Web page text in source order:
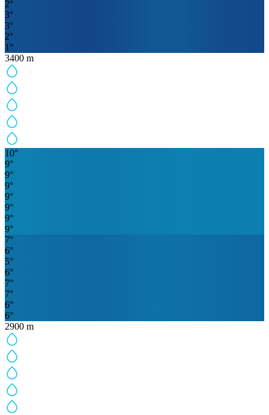
2°
3°
3°
2°
1 °
3400 m
10°
9°
9°
9°
9°
9°
9°
9°
7°
6°
5°
6°
7°
7°
6°
6°
2900 m